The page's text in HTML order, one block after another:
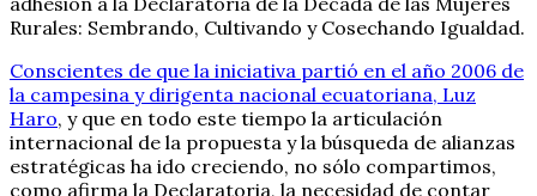
Rurales: Sembrando, Cultivando y Cosechando Igualdad.
Conscientes de que la iniciativa partió en el año 2006 de
la campesina y dirigenta nacional ecuatoriana, Luz
Haro, y que en todo este tiempo la articulación
internacional de la propuesta y la búsqueda de alianzas
estratégicas ha ido creciendo, no sólo compartimos,
como afirma la Declaratoria, la necesidad de contar